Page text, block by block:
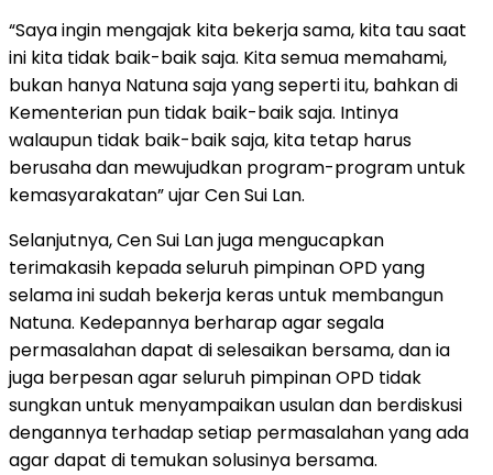
“Saya ingin mengajak kita bekerja sama, kita tau saat
ini kita tidak baik-baik saja. Kita semua memahami,
bukan hanya Natuna saja yang seperti itu, bahkan di
Kementerian pun tidak baik-baik saja. Intinya
walaupun tidak baik-baik saja, kita tetap harus
berusaha dan mewujudkan program-program untuk
kemasyarakatan” ujar Cen Sui Lan.
Selanjutnya, Cen Sui Lan juga mengucapkan
terimakasih kepada seluruh pimpinan OPD yang
selama ini sudah bekerja keras untuk membangun
Natuna. Kedepannya berharap agar segala
permasalahan dapat di selesaikan bersama, dan ia
juga berpesan agar seluruh pimpinan OPD tidak
sungkan untuk menyampaikan usulan dan berdiskusi
dengannya terhadap setiap permasalahan yang ada
agar dapat di temukan solusinya bersama.